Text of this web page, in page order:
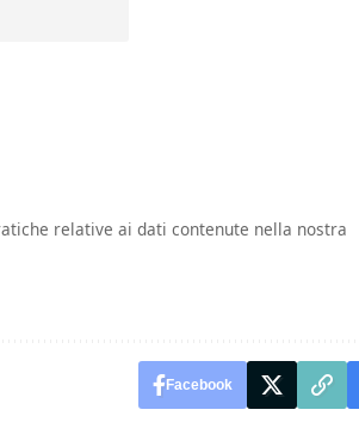
relative ai dati contenute nella nostra
Facebook